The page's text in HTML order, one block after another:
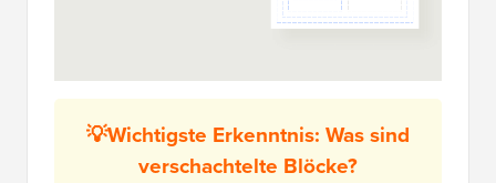
💡Wichtigste Erkenntnis: Was sind
verschachtelte Blöcke?